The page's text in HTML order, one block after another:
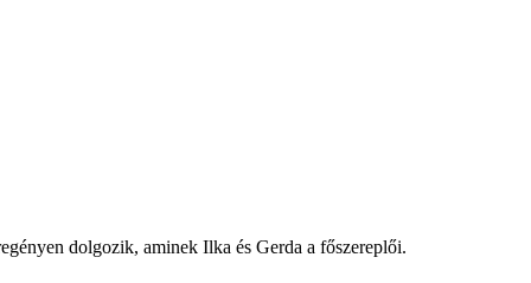
dolgozik, aminek Ilka és Gerda a főszereplői.